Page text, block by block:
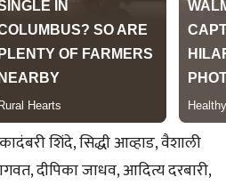
शिंदे, सिद्धी आव्हाड, वैशाली
दीपिका जाधव, आदित्य दरबारी,